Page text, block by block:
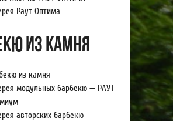
Раут Оптима
из камня
из камня
модульных барбекю — РАУТ
авторских барбекю